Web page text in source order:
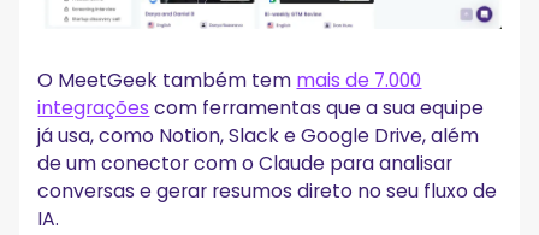
O MeetGeek também tem mais de 7.000
integrações com ferramentas que a sua equipe
já usa, como Notion, Slack e Google Drive, além
de um conector com o Claude para analisar
conversas e gerar resumos direto no seu fluxo de
IA.